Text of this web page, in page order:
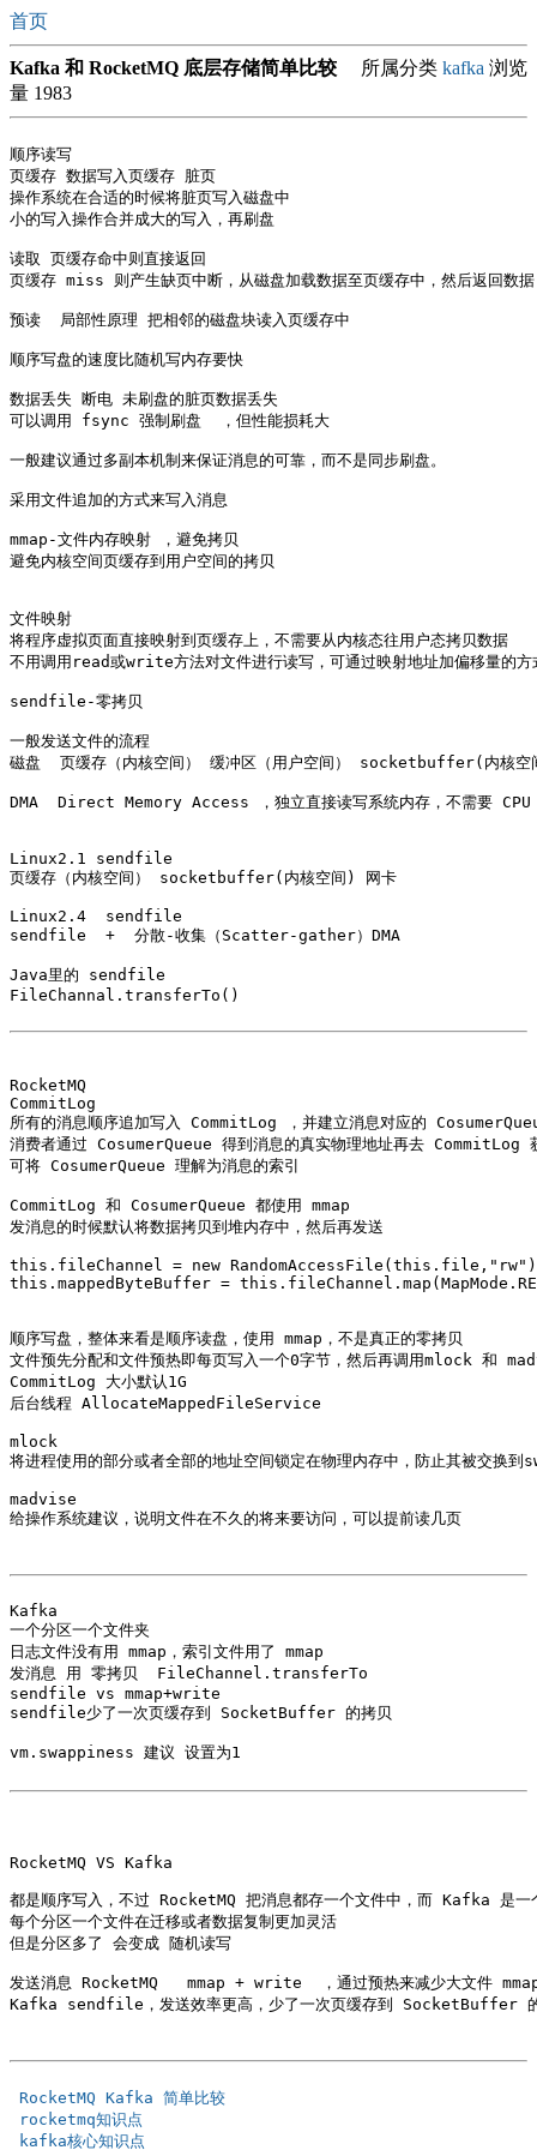
首页
Kafka 和 RocketMQ 底层存储简单比较 所属分类 kafka 浏览
量 1983
顺序读写
页缓存 数据写入页缓存 脏页
操作系统在合适的时候将脏页写入磁盘中
小的写入操作合并成大的写入，再刷盘
读取 页缓存命中则直接返回
页缓存 miss 则产生缺页中断，从磁盘加载数据至页缓存中，然后返回数据
预读  局部性原理 把相邻的磁盘块读入页缓存中
顺序写盘的速度比随机写内存要快
数据丢失 断电 未刷盘的脏页数据丢失
可以调用 fsync 强制刷盘  ，但性能损耗大
一般建议通过多副本机制来保证消息的可靠，而不是同步刷盘。
采用文件追加的方式来写入消息
mmap-文件内存映射 ，避免拷贝
避免内核空间页缓存到用户空间的拷贝
文件映射
将程序虚拟页面直接映射到页缓存上，不需要从内核态往用户态拷贝数据
不用调用read或write方法对文件进行读写，可通过映射地址加偏移量的方
sendfile-零拷贝
一般发送文件的流程
磁盘  页缓存（内核空间） 缓冲区（用户空间） socketbuffer(内核
DMA  Direct Memory Access ，独立直接读写系统内存，不需要 CPU
Linux2.1 sendfile
页缓存（内核空间） socketbuffer(内核空间) 网卡
Linux2.4  sendfile
sendfile  +  分散-收集（Scatter-gather）DMA
Java里的 sendfile
FileChannal.transferTo()
RocketMQ
CommitLog
所有的消息顺序追加写入 CommitLog ，并建立消息对应的
消费者通过 CosumerQueue 得到消息的真实物理地址再去 CommitLog
可将 CosumerQueue 理解为消息的索引
CommitLog 和 CosumerQueue 都使用 mmap
发消息的时候默认将数据拷贝到堆内存中，然后再发送
this.fileChannel = new
this.mappedByteBuffer =
顺序写盘，整体来看是顺序读盘，使用 mmap，不是真正的零拷贝
文件预先分配和文件预热即每页写入一个0字节，然后再调用mlock 和
CommitLog 大小默认1G
后台线程 AllocateMappedFileService
mlock
将进程使用的部分或者全部的地址空间锁定在物理内存中，防止其被交换到
madvise
给操作系统建议，说明文件在不久的将来要访问，可以提前读几页
Kafka
一个分区一个文件夹
日志文件没有用 mmap，索引文件用了 mmap
发消息 用 零拷贝  FileChannel.transferTo
sendfile vs mmap+write
sendfile少了一次页缓存到 SocketBuffer 的拷贝
vm.swappiness 建议 设置为1
RocketMQ VS Kafka
都是顺序写入，不过 RocketMQ 把消息都存一个文件中，而 Kafka 是一
每个分区一个文件在迁移或者数据复制更加灵活
但是分区多了 会变成 随机读写
发送消息 RocketMQ   mmap + write  ，通过预热来减少大文件 mmap
Kafka sendfile，发送效率更高，少了一次页缓存到 SocketBuffer
RocketMQ Kafka 简单比较
rocketmq知识点
kafka核心知识点